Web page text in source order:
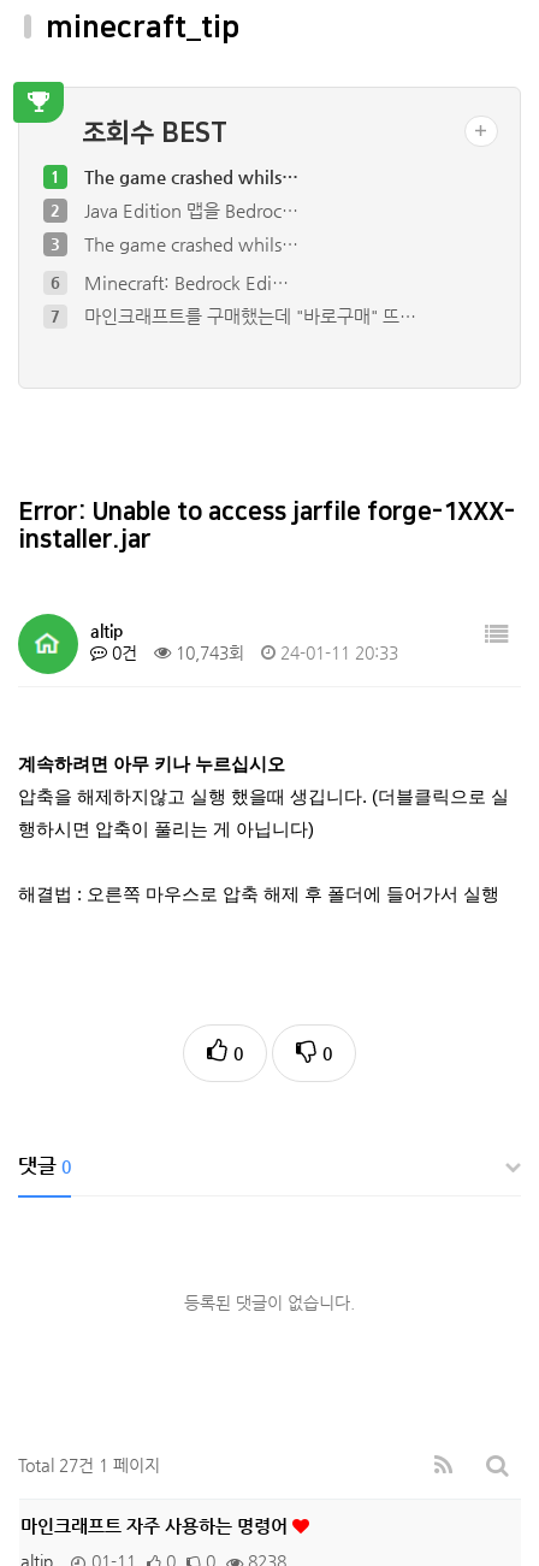
minecraft_tip
조회수 BEST
6 Minecraft: Bedrock Edi…
7 마인크래프트를 구매했는데 "바로구매" 뜨…
1 The game crashed whils…
2 Java Edition 맵을 Bedroc…
3 The game crashed whils…
Error: Unable to access jarfile forge-1XXX-
installer.jar
altip
0건
10,743회 24-01-11 20:33
계속하려면 아무 키나 누르십시오
압축을 해제하지않고 실행 했을때 생깁니다. (더블클릭으로 실
행하시면 압축이 풀리는 게 아닙니다)
해결법 : 오른쪽 마우스로 압축 해제 후 폴더에 들어가서 실행
0 0
댓글 0
등록된 댓글이 없습니다.
Total 27건 1 페이지
마인크래프트 자주 사용하는 명령어
altip 01-11 0 0 8238